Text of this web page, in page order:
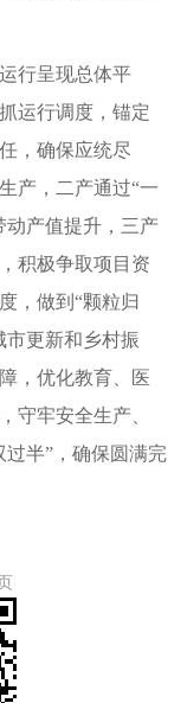
行呈现总体平
运行调度，锚定
，确保应统尽
产，二产通过“一
动产值提升，三产
积极争取项目资
，做到“颗粒归
市更新和乡村振
，优化教育、医
守牢安全生产、
半”，确保圆满完